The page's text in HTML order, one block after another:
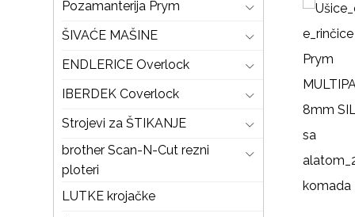
Pozamanterija Prym
ŠIVAĆE MAŠINE
ENDLERICE Overlock
IBERDEK Coverlock
Strojevi za ŠTIKANJE
brother Scan-N-Cut rezni
ploteri
LUTKE krojačke